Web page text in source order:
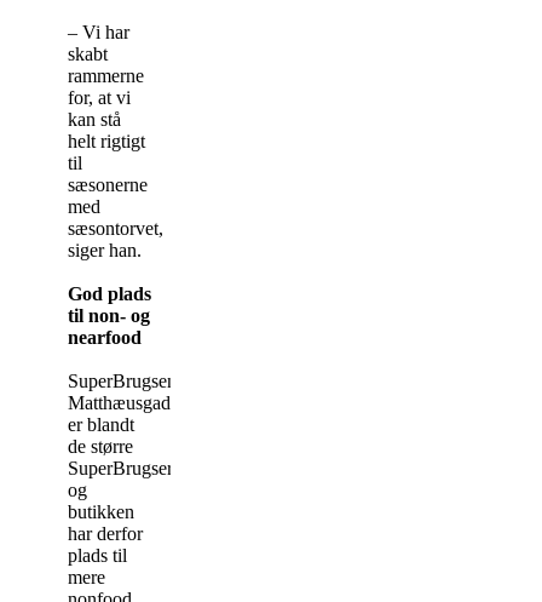
– Vi har
skabt
rammerne
for, at vi
kan stå
helt rigtigt
til
sæsonerne
med
sæsontorvet,
siger han.
God plads
til non- og
nearfood
SuperBrugsen
Matthæusgade
er blandt
de større
SuperBrugser,
og
butikken
har derfor
plads til
mere